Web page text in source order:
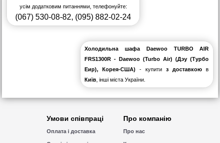
усім додатковим питаннями, телефонуйте:
(067) 530-08-82, (095) 882-02-24
Холодильна шафа Daewoo TURBO AIR
FRS1300R - Daewoo (Turbo Air) (Дэу (Турбо
Еир), Корея-США)- купитиз доставкою в
Київ , інші міста України.
Умови співпраці
Оплата і доставка
Про компанію
Про нас